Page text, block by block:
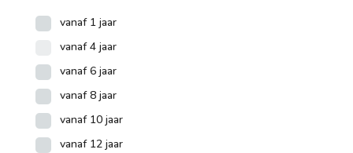
4 spelers
5 spelers
6 spelers
vanaf 1 jaar
vanaf 4 jaar
vanaf 6 jaar
vanaf 8 jaar
vanaf 10 jaar
vanaf 12 jaar